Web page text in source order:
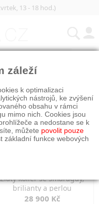
13 - 18 hod.)
Zlatý kolier se smaragdy,
brilianty a perlou
28 900 Kč
záleží
k optimalizaci
nástrojů, ke zvýšení
obsahu v rámci
mimo nich. Cookies jsou
a nedostane se k
můžete povolit pouze
základní funkce webových